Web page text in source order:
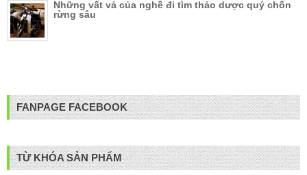
Những vất vả của nghề đi tìm thảo dược quý chốn
rừng sâu
FANPAGE FACEBOOK
TỪ KHÓA SẢN PHẨM